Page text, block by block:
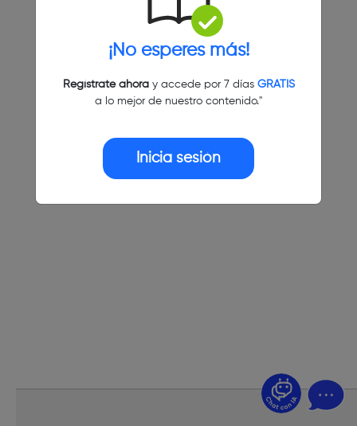
¡No esperes más!
Regístrate ahoray accede por 7 días GRATIS
a lo mejor de nuestro contenido."
Inicia sesión